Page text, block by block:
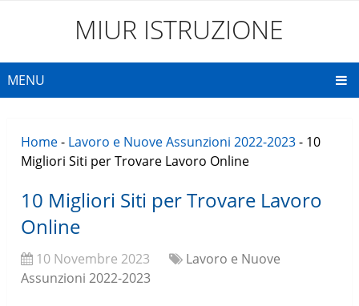
MIUR ISTRUZIONE
MENU
Home- Lavoro e Nuove Assunzioni 2022-2023- 10
Migliori Siti per Trovare Lavoro Online
10 Migliori Siti per Trovare Lavoro
Online
10 Novembre 2023
Lavoro e Nuove
Assunzioni 2022-2023